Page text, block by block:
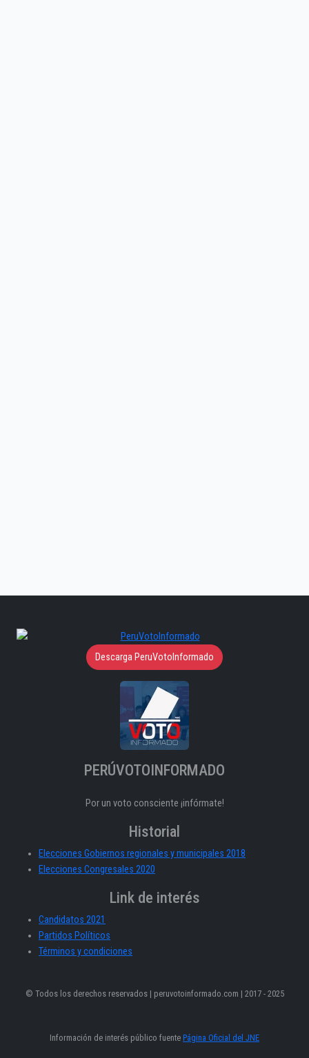
Descarga PeruVotoInformado
PERÚVOTOINFORMADO
Por un voto consciente ¡infórmate!
Historial
Elecciones Gobiernos regionales y municipales 2018
Elecciones Congresales 2020
Link de interés
Candidatos 2021
Partidos Políticos
Términos y condiciones
© Todos los derechos reservados | peruvotoinformado.com | 2017 - 2025
Información de interés público fuente Página Oficial del JNE